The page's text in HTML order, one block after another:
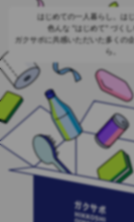
はじめての一人暮らし。は
色んな "はじめて" づくし
ガクサポに共感いただいた多くの
ら。